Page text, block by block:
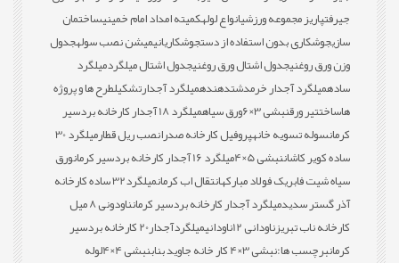
جیرفتپاریز مجموعه ورزشیانواع لولهکمیته امداد امام خمینیساختمان
سازیجوشکاری بدون استفاده از دستجوشکاریانیمیشن نصب سولهجدول
وزن ورق روغنیجدول اشتال ورق روغنیجدول اشتال میلگردمیلگرد
سادهمیلگرد آجدار خرمدشتدهندهمیلگرد آجدارتشکیلطرح ها و پروژه
هاساختتیر ورقنبشی 3×6 ورق سیاه
میلگرد 18 آجدار کارخانه بردسیر
کرمانسوله تسویه خانهپروفیل کارخانه صدرانصب ریل قطار
میلگرد 30
ساده کویر کاشاننبشی 5×4 میلگرد 16 آجدار کارخانه بردسیر کرمان
ورق
سیاه شیت فابریک فولاد مبارکهانتقال اب کرمان
میلگرد32 ساده کارخانه
آذر گستر سدیدمیلگرد آجدار کارخانه بردسیر کرمان
ناودونی 8 میل
کارخانه ناب تبریزناودانی 12 ناودانی
میلگردآجدار20 کارخانه بردسیر
کرمانبرچسب ها:نبشی 3×4 کار خانه جاوید بناب نبشی 4×4
لوله